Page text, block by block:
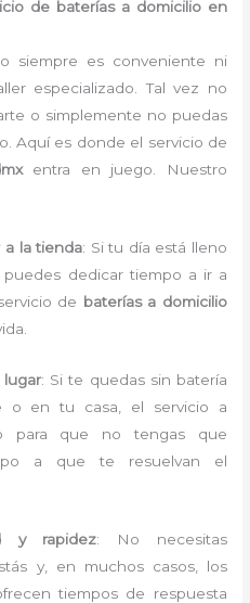
de baterías a domicilio en
siempre es conveniente ni
especializado. Tal vez no
o simplemente no puedas
Aquí es donde el servicio de
entra en juego. Nuestro
la tienda: Si tu día está lleno
dedicar tiempo a ir a
de baterías a domicilio
lugar: Si te quedas sin batería
o en tu casa, el servicio a
para que no tengas que
a que te resuelvan el
y rapidez: No necesitas
y, en muchos casos, los
tiempos de respuesta